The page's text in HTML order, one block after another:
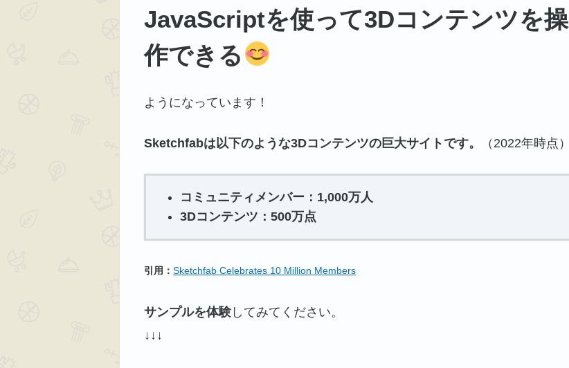
JavaScriptを使って3Dコンテンツを操
作できる
ようになっています！
Sketchfabは以下のような3Dコンテンツの巨大サイトです。 （2022年時点）
コミュニティメンバー：1,000万人
3Dコンテンツ：500万点
引用：Sketchfab Celebrates 10 Million Members
サンプルを体験 してみてください。
↓↓↓